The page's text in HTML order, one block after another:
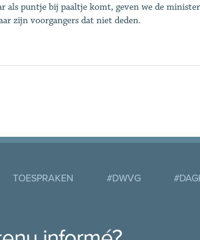
als puntje bij paaltje komt, geven we de
zijn voorgangers dat niet deden.
TOESPRAKEN #DWVG